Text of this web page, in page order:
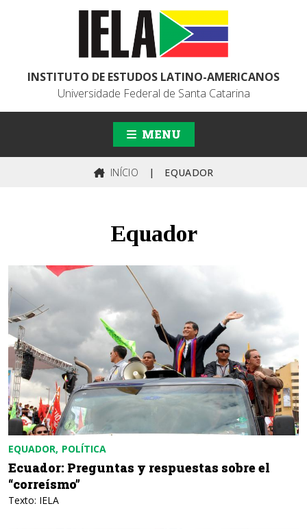
INSTITUTO DE ESTUDOS LATINO-AMERICANOS
Universidade Federal de Santa Catarina
MENU
INÍCIO | EQUADOR
Equador
EQUADOR POLÍTICA
Ecuador: Preguntas y respuestas sobre el
“correísmo”
Texto: IELA